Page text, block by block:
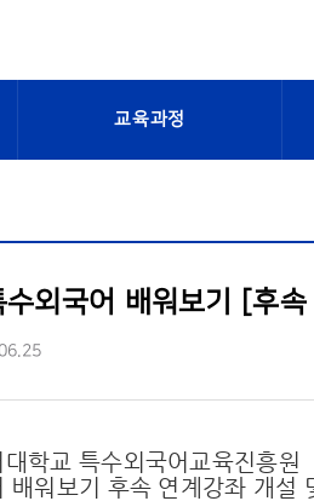
교육과정
수외국어 배워보기 [후
학교 특수외국어교육진흥원
배워보기 후속 연계강좌 개설